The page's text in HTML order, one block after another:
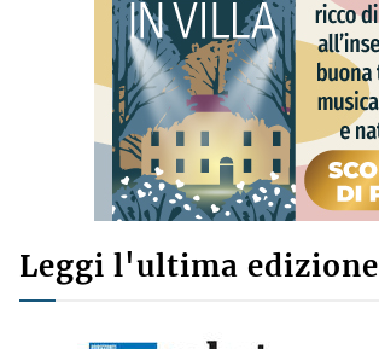
Leggi l'ultima edizione